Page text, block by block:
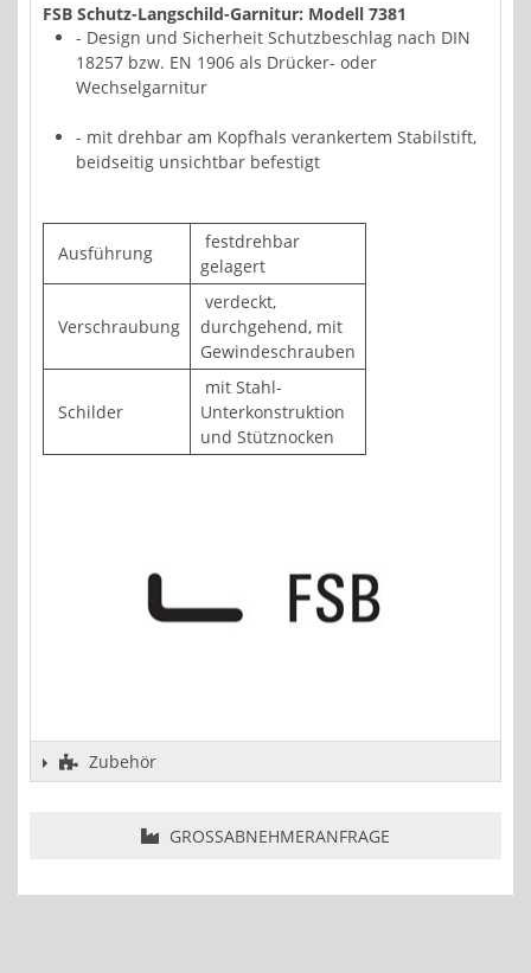
FSB Schutz-Langschild-Garnitur: Modell 7381
- Design und Sicherheit Schutzbeschlag nach DIN
18257 bzw. EN 1906 als Drücker- oder
Wechselgarnitur
- mit drehbar am Kopfhals verankertem Stabilstift,
beidseitig unsichtbar befestigt
Ausführung
festdrehbar
gelagert
Verschraubung
verdeckt,
durchgehend, mit
Gewindeschrauben
Schilder
mit Stahl-
Unterkonstruktion
und Stütznocken
Zubehör
GROSSABNEHMERANFRAGE